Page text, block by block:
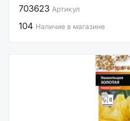
703623 Артикул
104 Наличие в магазине